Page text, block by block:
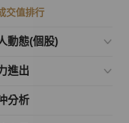
交值排行
動態(個股)
進出
分析